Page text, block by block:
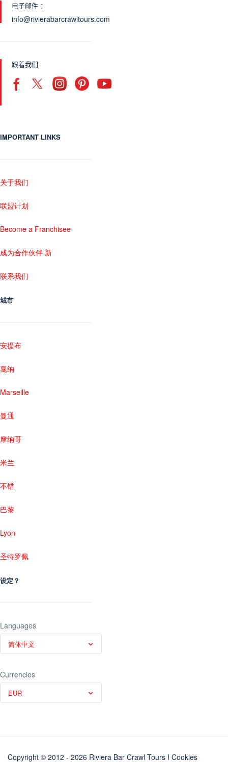
电子邮件 ：
info@rivierabarcrawltours.com
跟着我们
IMPORTANT LINKS
关于我们
联盟计划
Become a Franchisee
成为合作伙伴 新
联系我们
城市
安提布
戛纳
Marseille
曼通
摩纳哥
米兰
不错
巴黎
Lyon
圣特罗佩
设定？
Languages
简体中文
Currencies
EUR
Copyright © 2012 - 2026 Riviera Bar Crawl Tours I Cookies